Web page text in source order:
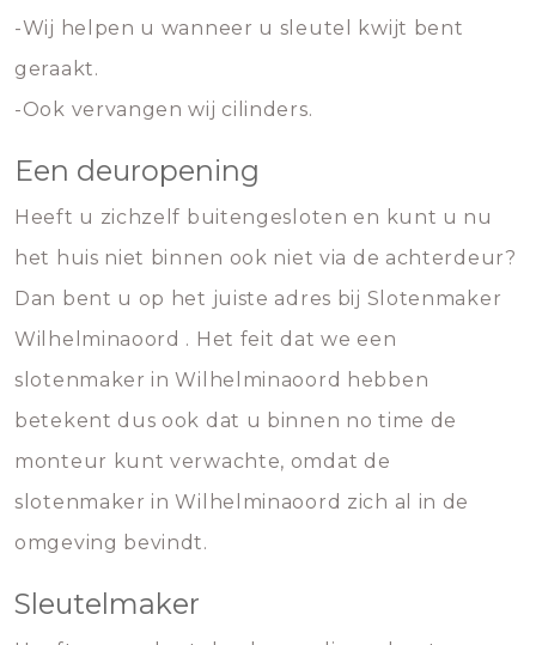
-Wij helpen u wanneer u sleutel kwijt bent
geraakt.
-Ook vervangen wij cilinders.
Een deuropening
Heeft u zichzelf buitengesloten en kunt u nu
het huis niet binnen ook niet via de achterdeur?
Dan bent u op het juiste adres bij Slotenmaker
Wilhelminaoord . Het feit dat we een
slotenmaker in Wilhelminaoord hebben
betekent dus ook dat u binnen no time de
monteur kunt verwachte, omdat de
slotenmaker in Wilhelminaoord zich al in de
omgeving bevindt.
Sleutelmaker